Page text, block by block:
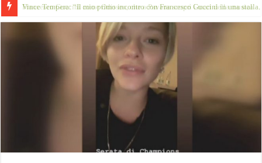
Vince Tempera: “Il mio primo incontro con Francesco Guccini in una